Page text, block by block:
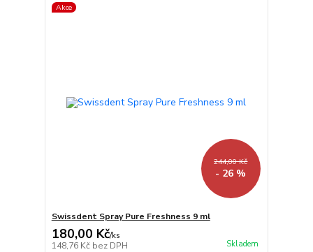
Akce
244,00 Kč
- 26 %
Swissdent Spray Pure Freshness 9 ml
180,00 Kč/ks
148,76 Kč bez DPH Skladem